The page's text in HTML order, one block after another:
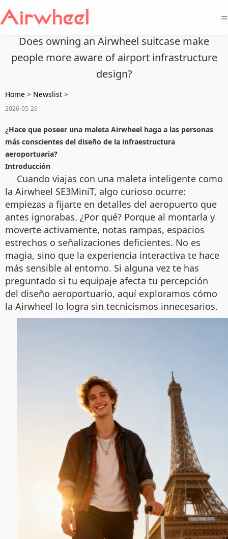
=
Does owning an Airwheel suitcase make
people more aware of airport infrastructure
design?
Home > Newslist >
2026-05-26
¿Hace que poseer una maleta Airwheel haga a las personas
más conscientes del diseño de la infraestructura
aeroportuaria?
Introducción
Cuando viajas con una maleta inteligente como
la Airwheel SE3MiniT, algo curioso ocurre:
empiezas a fijarte en detalles del aeropuerto que
antes ignorabas. ¿Por qué? Porque al montarla y
moverte activamente, notas rampas, espacios
estrechos o señalizaciones deficientes. No es
magia, sino que la experiencia interactiva te hace
más sensible al entorno. Si alguna vez te has
preguntado si tu equipaje afecta tu percepción
del diseño aeroportuario, aquí exploramos cómo
la Airwheel lo logra sin tecnicismos innecesarios.